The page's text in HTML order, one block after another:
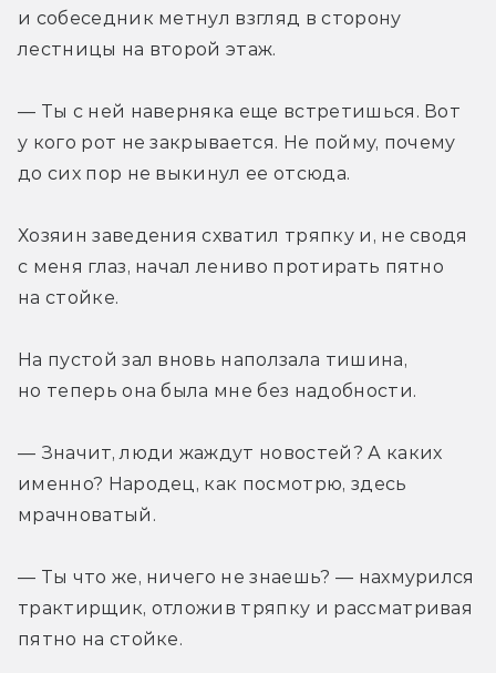
и собеседник метнул взгляд в сторону
лестницы на второй этаж.
— Ты с ней наверняка еще встретишься. Вот
у кого рот не закрывается. Не пойму, почему
до сих пор не выкинул ее отсюда.
Хозяин заведения схватил тряпку и, не сводя
с меня глаз, начал лениво протирать пятно
на стойке.
На пустой зал вновь наползала тишина,
но теперь она была мне без надобности.
— Значит, люди жаждут новостей? А каких
именно? Народец, как посмотрю, здесь
мрачноватый.
— Ты что же, ничего не знаешь? — нахмурился
трактирщик, отложив тряпку и рассматривая
пятно на стойке.